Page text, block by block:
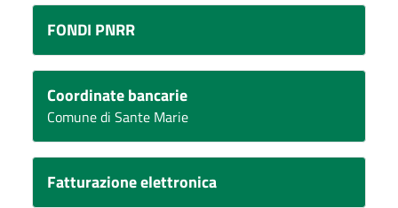
FONDI PNRR
Coordinate bancarie
Comune di Sante Marie
Fatturazione elettronica